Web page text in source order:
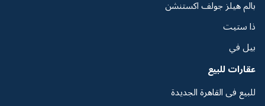
بالم هيلز جولف اكستنشن
ذا ستيت
بيل في
عقارات للبيع
للبيع فى القاهرة الجديدة